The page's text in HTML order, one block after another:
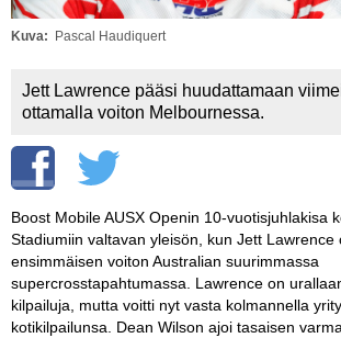
YHTEYSTIEDOT
Kuva Pascal Haudiquert
Jett Lawrence pääsi huudattamaan
ottamalla voiton Melbournessa.
Boost Mobile AUSX Openin 10-vuotisjuhlakisa
Stadiumiin valtavan yleisön, kun Jett Lawrence
ensimmäisen voiton Australian suurimmassa
supercrosstapahtumassa. Lawrence on
kilpailuja, mutta voitti nyt vasta kolmannella
kotikilpailunsa. Dean Wilson ajoi tasaisen